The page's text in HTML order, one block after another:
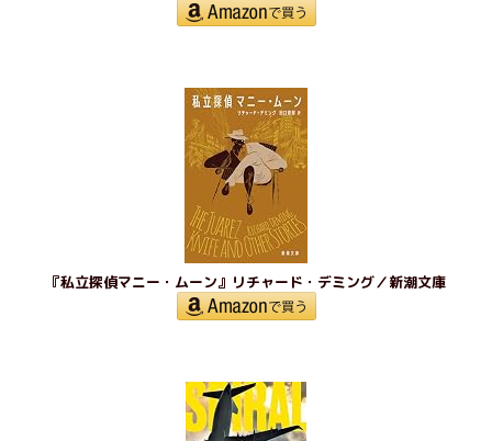
『私立探偵マニー・ムーン』リチャード・デミング／新潮文庫